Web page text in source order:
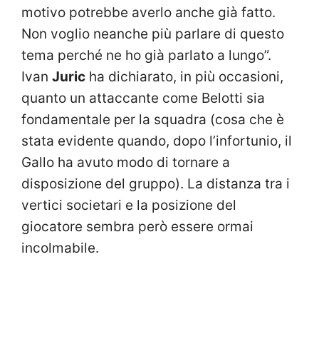
motivo potrebbe averlo anche già fatto.
Non voglio neanche più parlare di questo
tema perché ne ho già parlato a lungo”.
Ivan Juric ha dichiarato, in più occasioni,
quanto un attaccante come Belotti sia
fondamentale per la squadra (cosa che è
stata evidente quando, dopo l’infortunio, il
Gallo ha avuto modo di tornare a
disposizione del gruppo). La distanza tra i
vertici societari e la posizione del
giocatore sembra però essere ormai
incolmabile.